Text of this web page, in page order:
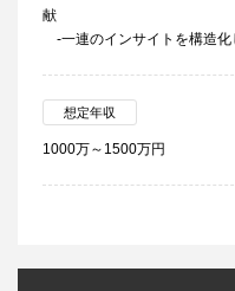
献
-一連のインサイトを構造化
想定年収
1000万～1500万円